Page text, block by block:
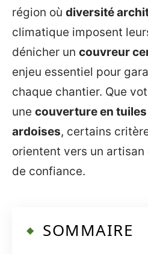
région où diversité
climatique imposent
dénicher un couvreur
enjeu essentiel pour
chaque chantier. Que
une couverture en
ardoises, certains
orientent vers un
de confiance.
SOMMAIRE